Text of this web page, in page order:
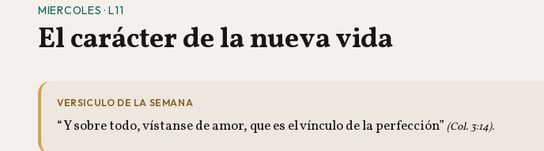
MIERCOLES · L11
El carácter de la nueva vida
VERSICULO DE LA SEMANA
“Y sobre todo, vístanse de amor, que es el vínculo de la perfección” (Col. 3:14).